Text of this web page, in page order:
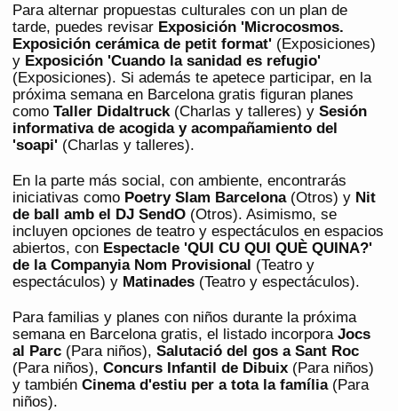
Para alternar propuestas culturales con un plan de
tarde, puedes revisar Exposición 'Microcosmos.
Exposición cerámica de petit format' (Exposiciones)
y Exposición 'Cuando la sanidad es refugio'
(Exposiciones). Si además te apetece participar, en la
próxima semana en Barcelona gratis figuran planes
como Taller Didaltruck(Charlas y talleres) y Sesión
informativa de acogida y acompañamiento del
'soapi' (Charlas y talleres).
En la parte más social, con ambiente, encontrarás
iniciativas como Poetry Slam Barcelona(Otros) y Nit
de ball amb el DJ SendO (Otros). Asimismo, se
incluyen opciones de teatro y espectáculos en espacios
abiertos, con Espectacle 'QUI CU QUI QUÈ QUINA?'
de la Companyia Nom Provisional (Teatro y
espectáculos) y Matinades (Teatro y espectáculos).
Para familias y planes con niños durante la próxima
semana en Barcelona gratis, el listado incorpora Jocs
al Parc (Para niños), Salutació del gos a Sant Roc
(Para niños), Concurs Infantil de Dibuix (Para niños)
y también Cinema d'estiu per a tota la família(Para
niños).